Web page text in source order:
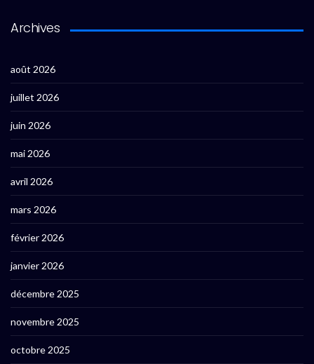
Archives
août 2026
juillet 2026
juin 2026
mai 2026
avril 2026
mars 2026
février 2026
janvier 2026
décembre 2025
novembre 2025
octobre 2025